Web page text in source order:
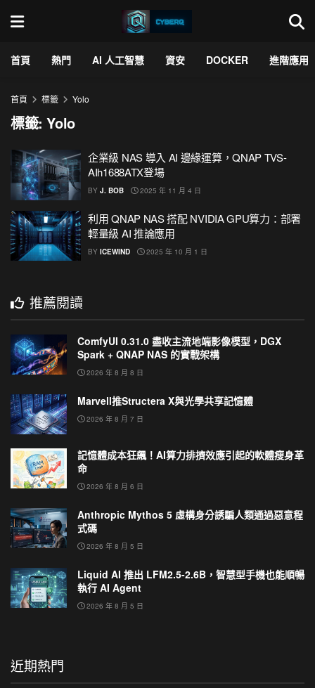
首頁 熱門 AI 人工智慧 資安 DOCKER 進階應用
首頁 標籤 Yolo
標籤:Yolo
企業級 NAS 導入 AI 邊緣運算，QNAP TVS-
AIh1688ATX登場
BY J. BOB 2025 年 11 月 4 日
利用 QNAP NAS 搭配 NVIDIA GPU算力：部署
輕量級 AI 推論應用
BY ICEWIND 2025 年 10 月 1 日
推薦閱讀
ComfyUI 0.31.0 盡收主流地端影像模型，DGX
Spark + QNAP NAS 的實戰架構
2026 年 8 月 8 日
Marvell推Structera X與光學共享記憶體
2026 年 8 月 7 日
記憶體成本狂飆！AI算力排擠效應引起的軟體瘦身革
命
2026 年 8 月 6 日
Anthropic Mythos 5 虛構身分誘騙人類通過惡意程
式碼
2026 年 8 月 5 日
Liquid AI 推出 LFM2.5-2.6B，智慧型手機也能順暢
執行 AI Agent
2026 年 8 月 5 日
近期熱門